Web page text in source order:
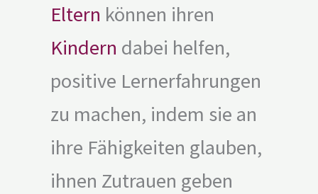
Eltern können ihren
Kindern dabei helfen,
positive Lernerfahrungen
zu machen, indem sie an
ihre Fähigkeiten glauben,
ihnen Zutrauen geben